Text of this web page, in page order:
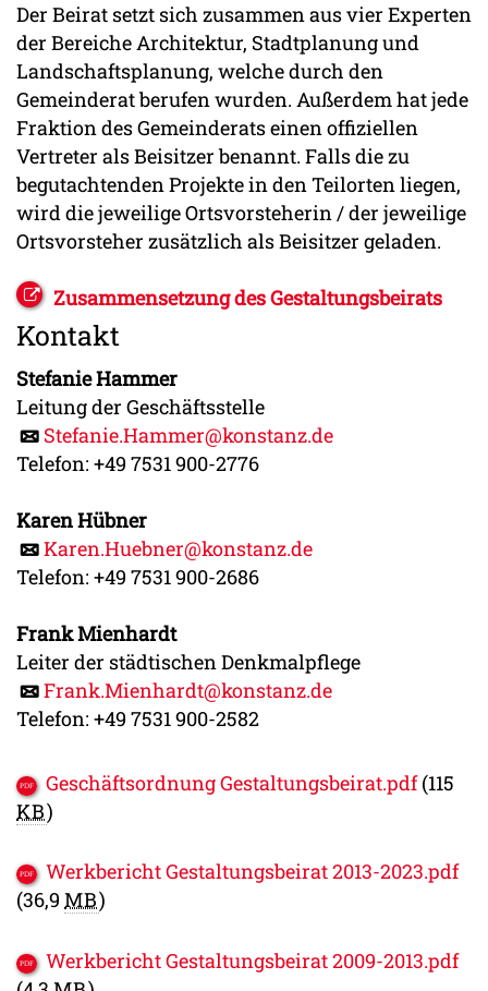
Der Beirat setzt sich zusammen aus vier Experten
der Bereiche Architektur, Stadtplanung und
Landschaftsplanung, welche durch den
Gemeinderat berufen wurden. Außerdem hat jede
Fraktion des Gemeinderats einen offiziellen
Vertreter als Beisitzer benannt. Falls die zu
begutachtenden Projekte in den Teilorten liegen,
wird die jeweilige Ortsvorsteherin / der jeweilige
Ortsvorsteher zusätzlich als Beisitzer geladen.
Zusammensetzung des Gestaltungsbeirats
Kontakt
Stefanie Hammer
Leitung der Geschäftsstelle
Stefanie.Hammer@konstanz.de
Telefon: +49 7531 900-2776
Karen Hübner
Karen.Huebner@konstanz.de
Telefon: +49 7531 900-2686
Frank Mienhardt
Leiter der städtischen Denkmalpflege
Frank.Mienhardt@konstanz.de
Telefon: +49 7531 900-2582
Geschäftsordnung Gestaltungsbeirat.pdf (115
KB)
Werkbericht Gestaltungsbeirat 2013-2023.pdf
(36,9 MB)
Werkbericht Gestaltungsbeirat 2009-2013.pdf